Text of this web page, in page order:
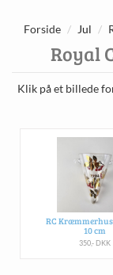
Forside Jul
Royal
Klik på et billede
RC
10 cm
350,- DKK